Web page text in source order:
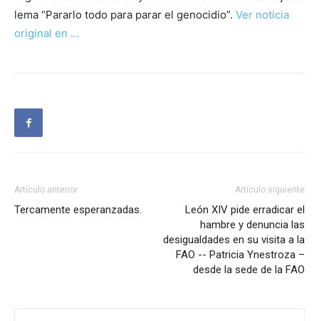
lema “Pararlo todo para parar el genocidio”. Ver noticia
original en …
Artículo anterior
Tercamente esperanzadas.
Artículo siguiente
León XIV pide erradicar el
hambre y denuncia las
desigualdades en su visita a la
FAO -- Patricia Ynestroza –
desde la sede de la FAO